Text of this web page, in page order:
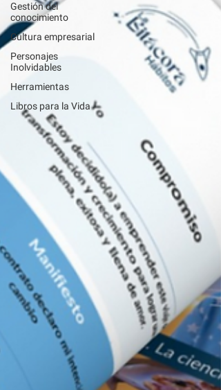
Gestión del
conocimiento
Cultura empresarial
Personajes
Inolvidables
Herramientas
Libros para la Vida